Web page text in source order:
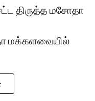
சட்ட திருத்த மசோதா
மக்களவையில்